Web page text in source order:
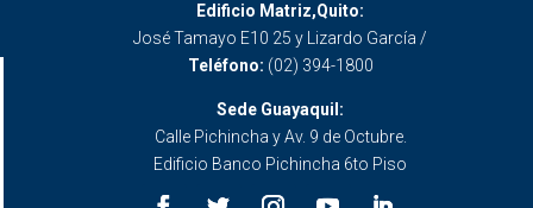
Edificio Matriz,Quito:
José Tamayo E10 25 y Lizardo García /
Teléfono: (02) 394-1800
Sede Guayaquil:
Calle Pichincha y Av. 9 de Octubre.
Edificio Banco Pichincha 6to Piso